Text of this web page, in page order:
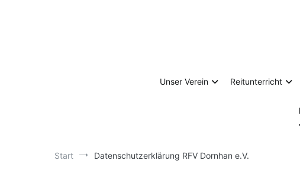
Unser Verein Reitunterricht
Start Datenschutzerklärung RFV Dornhan e.V.